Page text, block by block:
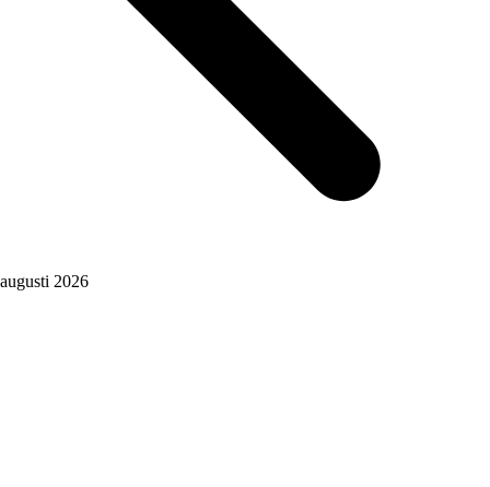
augusti 2026